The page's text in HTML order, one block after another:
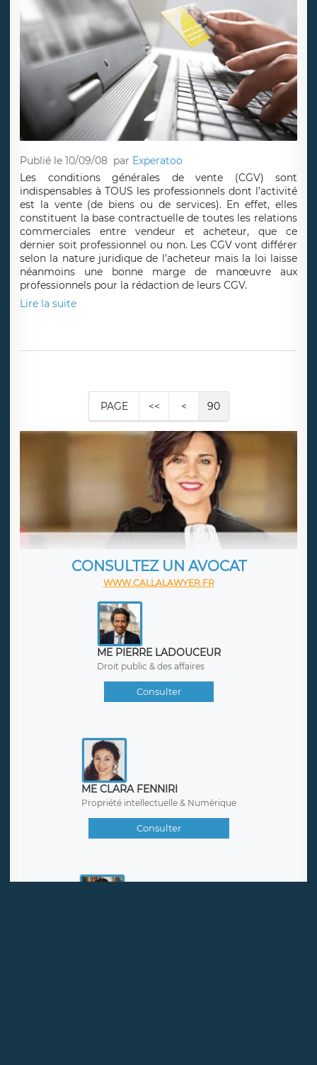
Publié le 10/09/08 par Experatoo
Les conditions générales de vente (CGV) sont
indispensables à TOUS les professionnels dont l’activité
est la vente (de biens ou de services). En effet, elles
constituent la base contractuelle de toutes les relations
commerciales entre vendeur et acheteur, que ce
dernier soit professionnel ou non. Les CGV vont différer
selon la nature juridique de l’acheteur mais la loi laisse
néanmoins une bonne marge de manœuvre aux
professionnels pour la rédaction de leurs CGV.
Lire la suite
PAGE << < 90
CONSULTEZ UN AVOCAT
WWW.CALLALAWYER.FR
ME PIERRE LADOUCEUR
Droit public & des affaires
Consulter
ME CLARA FENNIRI
Propriété intellectuelle & Numérique
Consulter